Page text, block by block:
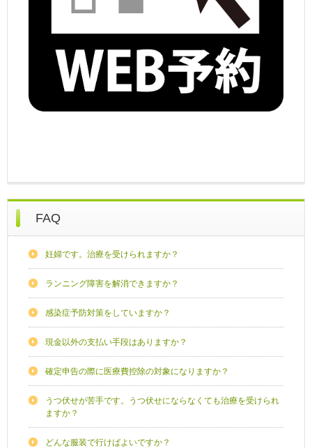
FAQ
妊婦です。治療を受けられますか？
ランニング障害を解消できますか？
感染症予防対策をしていますか？
現金以外の支払い手段はありますか？
確定申告の際に医療費控除の対象になりますか？
うつ伏せが苦手です。うつ伏せにならなくても治療を受けられ
ますか？
どんな服装で行けばよいですか？